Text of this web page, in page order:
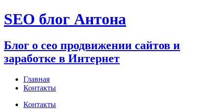
Перейти
к
SEO блог Антона
Блог о сео продвижении сайтов и
заработке в Интернет
Главная
Контакты
Контакты